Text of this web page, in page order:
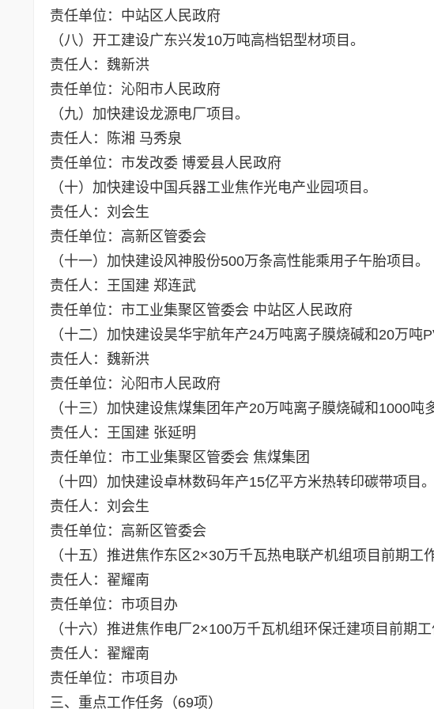
责任单位：中站区人民政府
（八）开工建设广东兴发10万吨高档铝型材项目。
责任人：魏新洪
责任单位：沁阳市人民政府
（九）加快建设龙源电厂项目。
责任人：陈湘 马秀泉
责任单位：市发改委 博爱县人民政府
（十）加快建设中国兵器工业焦作光电产业园项目。
责任人：刘会生
责任单位：高新区管委会
（十一）加快建设风神股份500万条高性能乘用子午胎项目。
责任人：王国建 郑连武
责任单位：市工业集聚区管委会 中站区人民政府
（十二）加快建设昊华宇航年产24万吨离子膜烧碱和20万吨
责任人：魏新洪
责任单位：沁阳市人民政府
（十三）加快建设焦煤集团年产20万吨离子膜烧碱和1000吨
责任人：王国建 张延明
责任单位：市工业集聚区管委会 焦煤集团
（十四）加快建设卓林数码年产15亿平方米热转印碳带项目。
责任人：刘会生
责任单位：高新区管委会
（十五）推进焦作东区2×30万千瓦热电联产机组项目前期工作
责任人：翟耀南
责任单位：市项目办
（十六）推进焦作电厂2×100万千瓦机组环保迁建项目前期工
责任人：翟耀南
责任单位：市项目办
三、重点工作任务（69项）